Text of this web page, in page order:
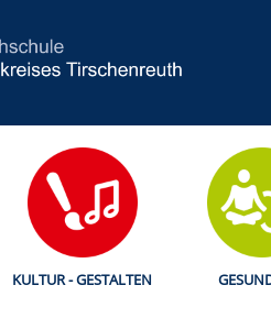
KULTUR - GESTALTEN